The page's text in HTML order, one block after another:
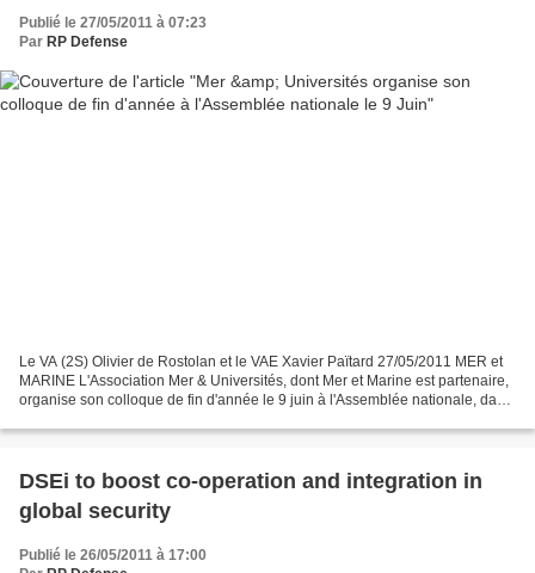
Publié le 27/05/2011 à 07:23
Par RP Defense
Le VA (2S) Olivier de Rostolan et le VAE Xavier Païtard 27/05/2011 MER et
MARINE L'Association Mer & Universités, dont Mer et Marine est partenaire,
organise son colloque de fin d'année le 9 juin à l'Assemblée nationale, dans
DSEi to boost co-operation and integration in
global security
Publié le 26/05/2011 à 17:00